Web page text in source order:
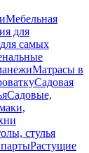
Мебельная
для
самых
Матрасы в
Садовая
Садовые,
стулья
Растущие